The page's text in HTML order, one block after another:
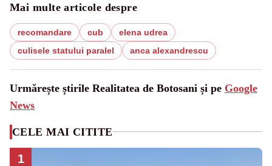
Mai multe articole despre
recomandare cub
elena udrea
culisele statului paralel
anca alexandrescu
Urmărește știrile Realitatea de Botosani și pe Google
News
CELE MAI CITITE
1